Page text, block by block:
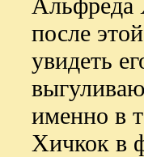
после
увидеть
именно в
Хичкок в